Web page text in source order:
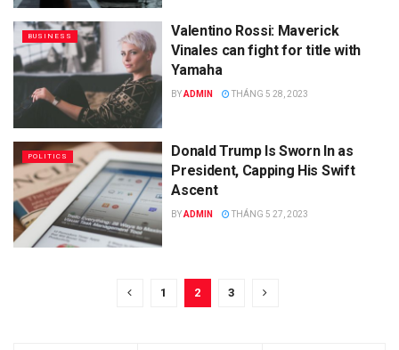
BUSINESS
Valentino Rossi: Maverick
Vinales can fight for title with
Yamaha
BYADMIN THÁNG 5 28, 2023
POLITICS
Donald Trump Is Sworn In as
President, Capping His Swift
Ascent
BYADMIN THÁNG 5 27, 2023
1 2 3